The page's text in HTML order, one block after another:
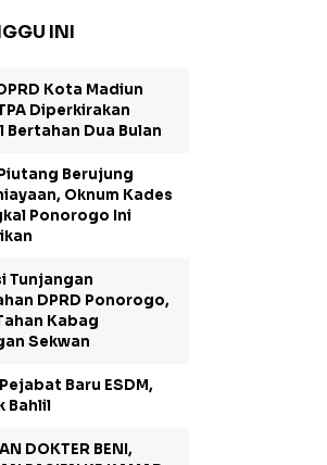
INI
Kota Madiun
Diperkirakan
Bertahan Dua Bulan
Berujung
Oknum Kades
Ponorogo Ini
Tunjangan
DPRD Ponorogo,
Kabag
Sekwan
Baru ESDM,
Bahlil
DOKTER BENI,